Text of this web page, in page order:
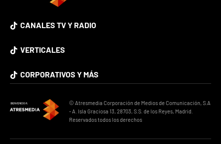
CANALES TV Y RADIO
VERTICALES
CORPORATIVOS Y MÁS
© Atresmedia Corporación de Medios de Comunicación, S.A
- A. Isla Graciosa 13, 28703, S.S. de los Reyes, Madrid.
Reservados todos los derechos